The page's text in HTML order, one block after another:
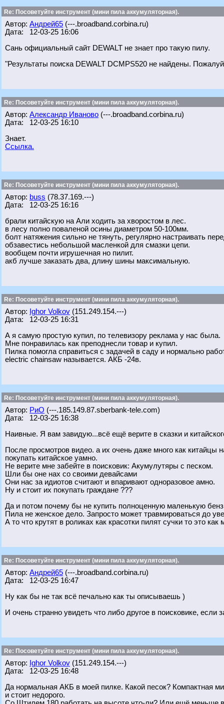
Re: Посоветуйте инструмент (мини пила аккумуляторная).
Автор: Андрей65 (---.broadband.corbina.ru)
Дата: 12-03-25 16:06
Сань официальный сайт DEWALT не знает про такую пилу.
"Результаты поиска DEWALT DCMPS520 не найдены.
Re: Посоветуйте инструмент (мини пила аккумуляторная).
Автор: Александр Иваново (---.broadband.corbina.ru)
Дата: 12-03-25 16:10
Знает.
Ссылка.
Re: Посоветуйте инструмент (мини пила аккумуляторная).
Автор: buss (78.37.169.---)
Дата: 12-03-25 16:16
брали китайскую на Али ходить за хворостом в лес.
в лесу полно поваленой осины диаметром 50-100мм.
болт натяжения сильно не тянуть, регулярно настраивать
обзавестись небольшой масленкой для смазки цепи.
вообщем почти игрушечная но пилит.
акб лучше заказать два, длину шины максимальную.
Re: Посоветуйте инструмент (мини пила аккумуляторная).
Автор: Ighor Volkov (151.249.154.---)
Дата: 12-03-25 16:31
А я самую простую купил, по телевизору реклама у нас была.
Мне понравилась как преподнесли товар и купил.
Пилка помогла справиться с задачей в саду и нормально
electric chainsaw называется. АКБ -24в.
Re: Посоветуйте инструмент (мини пила аккумуляторная).
Автор: РиО (---.185.149.87.sberbank-tele.com)
Дата: 12-03-25 16:38
Наивные. Я вам завидую...всё ещё верите в сказки и
После просмотров видео. а их очень даже много как китайцы
покупать китайское уамно.
Не верите мне забейте в поисковик: Акумулутяры с песком.
Шли бы оне нах со своими девайсами
Они нас за идиотов считают и впаривают одноразовое амно.
Ну и стоит их покупать граждане ???
Да и потом почему бы не купить полноценную маленькую
Пила не женское дело. Запросто может травмироваться до
А то что крутят в роликах как красотки пилят сучки то это
Re: Посоветуйте инструмент (мини пила аккумуляторная).
Автор: Андрей65 (---.broadband.corbina.ru)
Дата: 12-03-25 16:47
Ну как бы не так всё печально как ты описываешь )
И очень странно увидеть что либо другое в поисковике, если
Re: Посоветуйте инструмент (мини пила аккумуляторная).
Автор: Ighor Volkov (151.249.154.---)
Дата: 12-03-25 16:48
Да нормальная АКБ в моей пилке. Какой песок? Компактная
и стоит недорого.